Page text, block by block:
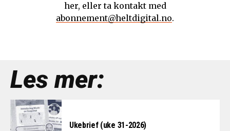
her, eller ta kontakt med
abonnement@heltdigital.no.
Les mer:
Ukebrief (uke 31-2026)